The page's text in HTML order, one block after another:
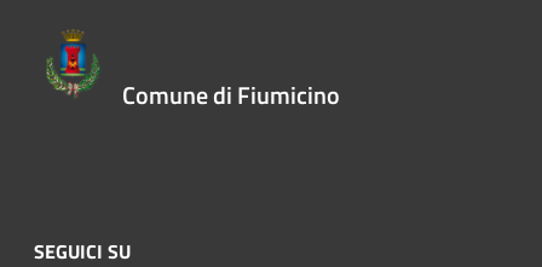
Comune di Fiumicino
SEGUICI SU